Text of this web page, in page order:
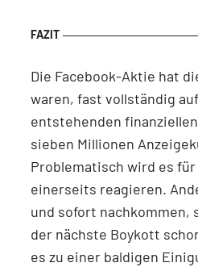
Die Facebook-Aktie hat
waren, fast vollständig
entstehenden
sieben Millionen
Problematisch wird es
einerseits reagieren.
und sofort nachkommen,
der nächste Boykott
es zu einer baldigen